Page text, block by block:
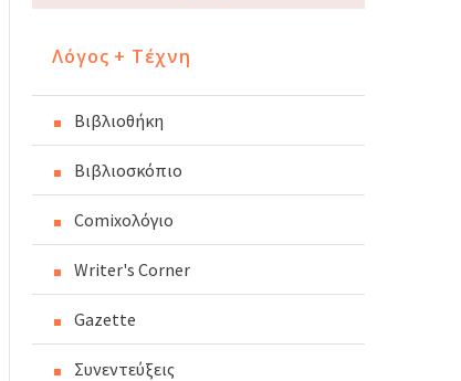
Λόγος + Τέχνη
Βιβλιοθήκη
Βιβλιοσκόπιο
Comixoλόγιο
Writer's Corner
Gazette
Συνεντεύξεις